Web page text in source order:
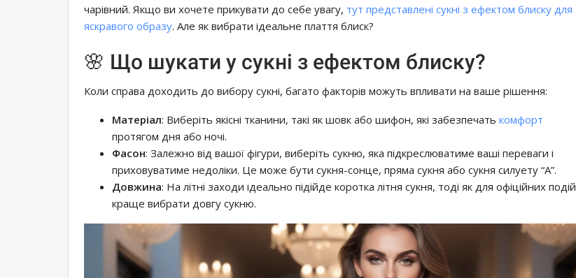
чарівний. Якщо ви хочете прикувати до себе увагу, тут представлені сукні з ефектом блиску для
яскравого образу. Але як вибрати ідеальне плаття блиск?
🌸 Що шукати у сукні з ефектом блиску?
Коли справа доходить до вибору сукні, багато факторів можуть впливати на ваше рішення:
Матеріал: Виберіть якісні тканини, такі як шовк або шифон, які забезпечать комфорт
протягом дня або ночі.
Фасон: Залежно від вашої фігури, виберіть сукню, яка підкреслюватиме ваші переваги і
приховуватиме недоліки. Це може бути сукня-сонце, пряма сукня або сукня силуету “А”.
Довжина: На літні заходи ідеально підійде коротка літня сукня, тоді як для офіційних подій
краще вибрати довгу сукню.